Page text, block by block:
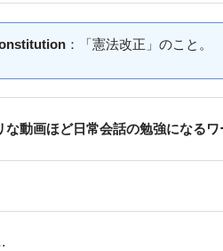
：「憲法改正」のこと。
な動画ほど日常会話の勉強になる